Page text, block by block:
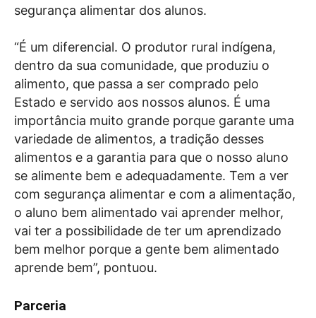
segurança alimentar dos alunos.
“É um diferencial. O produtor rural indígena,
dentro da sua comunidade, que produziu o
alimento, que passa a ser comprado pelo
Estado e servido aos nossos alunos. É uma
importância muito grande porque garante uma
variedade de alimentos, a tradição desses
alimentos e a garantia para que o nosso aluno
se alimente bem e adequadamente. Tem a ver
com segurança alimentar e com a alimentação,
o aluno bem alimentado vai aprender melhor,
vai ter a possibilidade de ter um aprendizado
bem melhor porque a gente bem alimentado
aprende bem”, pontuou.
Parceria